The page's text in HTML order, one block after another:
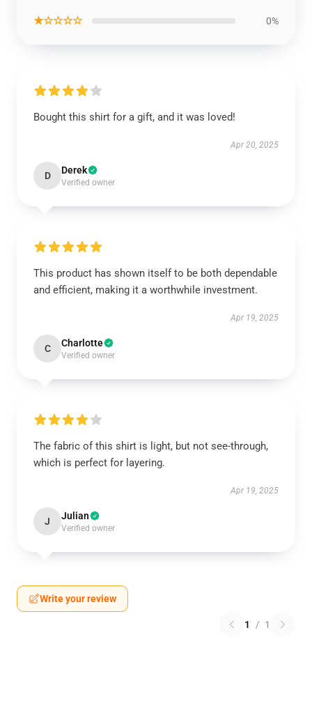
★☆☆☆☆ 0%
Bought this shirt for a gift, and it was loved!
Apr 20, 2025
D Derek
Verified owner
This product has shown itself to be both dependable
and efficient, making it a worthwhile investment.
Apr 19, 2025
C Charlotte
Verified owner
The fabric of this shirt is light, but not see-through,
which is perfect for layering.
Apr 19, 2025
J Julian
Verified owner
Write your review
1 / 1